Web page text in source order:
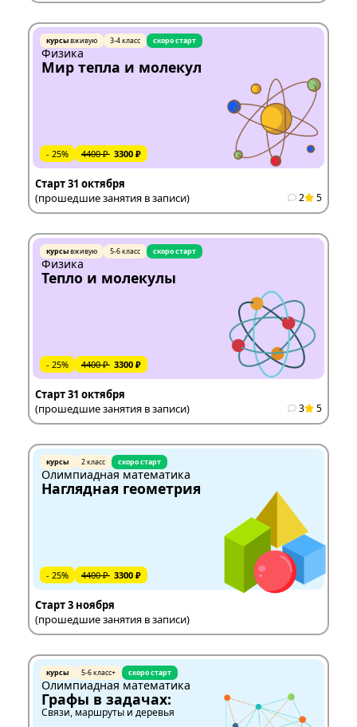
курсывживую 3-4 класс скоро старт
Физика
Мир тепла и молекул
- 25% 4400 ₽ 3300 ₽
Старт 31 октября
(прошедшие занятия в записи)
2 5
курсывживую 5-6 класс скоро старт
Физика
Тепло и молекулы
- 25% 4400 ₽ 3300 ₽
Старт 31 октября
(прошедшие занятия в записи)
3 5
курсы 2 класс скоро старт
Олимпиадная математика
Наглядная геометрия
- 25% 4400 ₽ 3300 ₽
Старт 3 ноября
(прошедшие занятия в записи)
курсы 5-6 класс+ скоро старт
Олимпиадная математика
Графы в задачах:
Связи, маршруты и деревья